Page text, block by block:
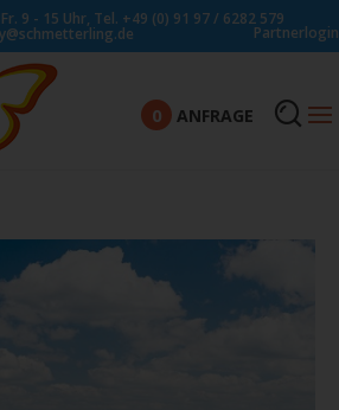
9 - 15 Uhr, Tel. +49 (0) 91 97 / 6282 579
Partnerlogin
0 ANFRAGE